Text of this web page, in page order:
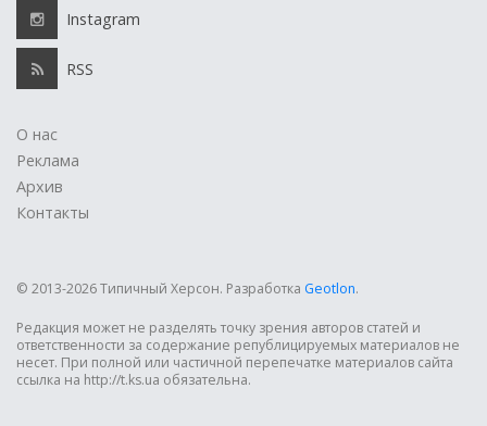
Instagram
RSS
О нас
Реклама
Архив
Контакты
© 2013-2026 Типичный Херсон. Разработка Geotlon.
Редакция может не разделять точку зрения авторов статей и
ответственности за содержание републицируемых материалов не
несет. При полной или частичной перепечатке материалов сайта
ссылка на http://t.ks.ua обязательна.